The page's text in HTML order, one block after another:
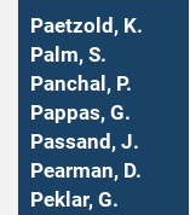
Paetzold, K.
Palm, S.
Panchal, P.
Pappas, G.
Passand, J.
Pearman, D.
Peklar, G.